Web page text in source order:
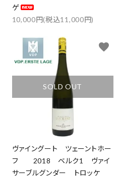
ゲ
10,000円(税込11,000円)
SOLD OUT
ヴァイングート ツェーントホー
フ 2018 ベルク1 ヴァイ
サーブルグンダー トロッケ
favorite